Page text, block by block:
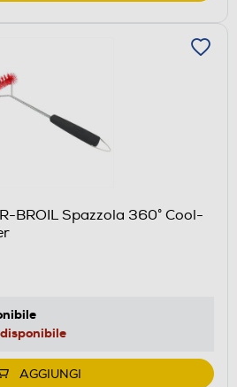
BROIL Spazzola 360° Cool-
AGGIUNGI